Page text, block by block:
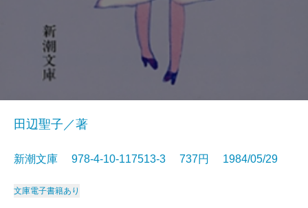
田辺聖子／著
新潮文庫 978-4-10-117513-3 737円 1984/05/29
文庫電子書籍あり